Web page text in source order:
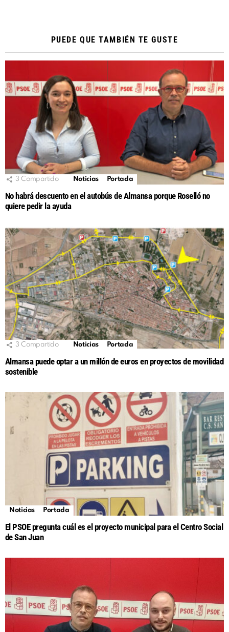
PUEDE QUE TAMBIÉN TE GUSTE
3 Compartido Noticias Portada
No habrá descuento en el autobús de Almansa porque Roselló no
quiere pedir la ayuda
3 Compartido Noticias Portada
Almansa puede optar a un millón de euros en proyectos de movilidad
sostenible
Noticias Portada
El PSOE pregunta cuál es el proyecto municipal para el Centro Social
de San Juan